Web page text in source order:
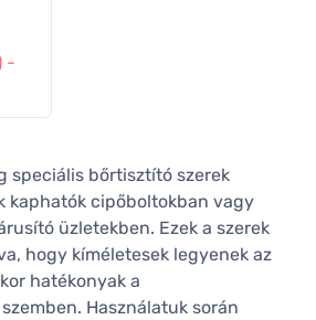
-
speciális bőrtisztító szerek
kaphatók cipőboltokban vagy
üzletekben. Ezek a szerek
hogy kíméletesek legyenek az
hatékonyak a
Használatuk során